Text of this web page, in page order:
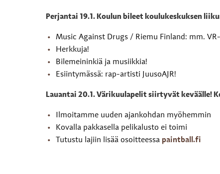
Perjantai 19.1. Koulun bileet koulukeskuksen
Music Against Drugs / Riemu Finland: mm.
Herkkuja!
Bilemeininkiä ja musiikkia!
Esiintymässä: rap-artisti JuusoAJR!
Lauantai 20.1. Värikuulapelit siirtyvät keväälle!
Ilmoitamme uuden ajankohdan myöhemmin
Kovalla pakkasella pelikalusto ei toimi
Tutustu lajiin lisää osoitteessa paintball.fi